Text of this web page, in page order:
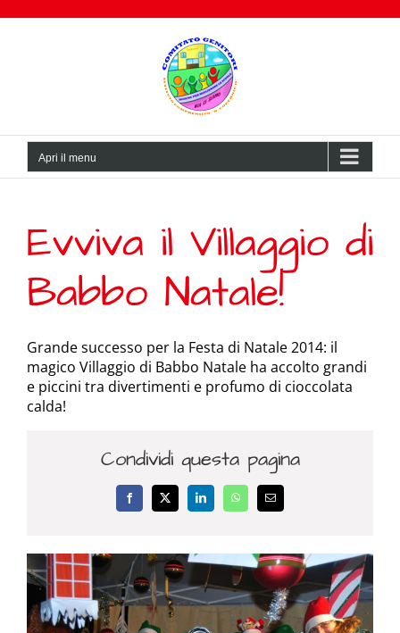
Apri il menu
Evviva il Villaggio di
Babbo Natale!
Grande successo per la Festa di Natale 2014: il
magico Villaggio di Babbo Natale ha accolto grandi
e piccini tra divertimenti e profumo di cioccolata
calda!
Condividi questa pagina
Facebook
X LinkedInWhatsAppEmail